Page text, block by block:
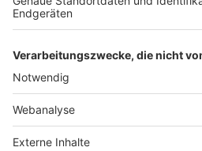
Nutzungsbedingungen